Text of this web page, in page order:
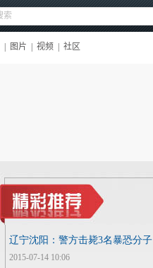
辽宁沈阳：警方击毙3名暴恐分子
2015-07-14 10:06